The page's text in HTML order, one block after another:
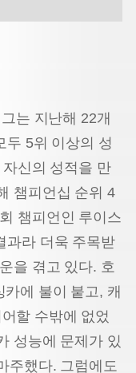
는 지난해 22개
두 5위 이상의 성
신의 성적을 만
챔피언십 순위 4
챔피언인 루이스
과라 더욱 주목받
을 겪고 있다. 호
에 불이 붙고, 캐
할 수밖에 없었
성능에 문제가 있
주했다. 그럼에도